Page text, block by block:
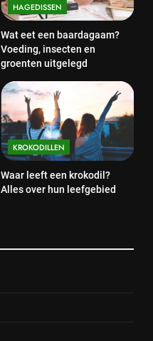
HAGEDISSEN
Wat eet een baardagaam?
Voeding, insecten en
groenten uitgelegd
KROKODILLEN
Waar leeft een krokodil?
Alles over hun leefgebied